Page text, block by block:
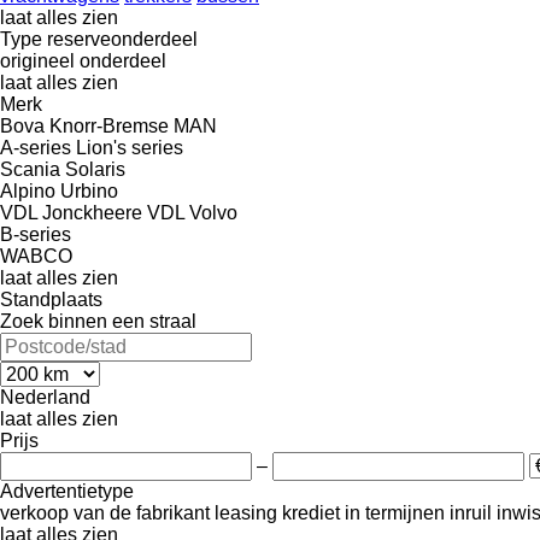
laat alles zien
Type reserveonderdeel
origineel onderdeel
laat alles zien
Merk
Bova Knorr-Bremse MAN
A-series Lion's series
Scania Solaris
Alpino Urbino
VDL Jonckheere VDL Volvo
B-series
WABCO
laat alles zien
Standplaats
Zoek binnen een straal
Nederland
laat alles zien
Prijs
–
Advertentietype
verkoop van de fabrikant leasing krediet in termijnen inruil
laat alles zien